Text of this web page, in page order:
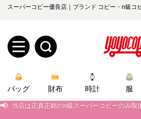
スーパーコピー優良店｜ブランド コピー・n級コ
規
ユ
ロ
グ
バッグ 財布 時計 服
📢 当店は正真正銘のn級スーパーコピーのみ